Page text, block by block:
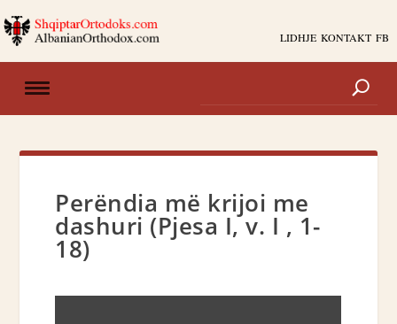
LIDHJE KONTAKT FB
Perëndia më krijoi me
dashuri (Pjesa I, v. I , 1-
18)